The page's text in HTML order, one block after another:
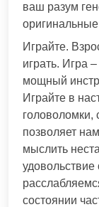
ваш разум
Играйте.
играть. Игра
мощный
Играйте в
головоломки,
позволяет
мыслить
состоянии